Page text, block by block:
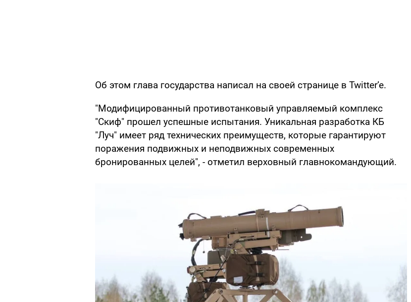
Об этом глава государства написал на своей странице в Twitter’e.
"Модифицированный противотанковый управляемый комплекс
"Скиф" прошел успешные испытания. Уникальная разработка КБ
"Луч" имеет ряд технических преимуществ, которые гарантируют
поражения подвижных и неподвижных современных
бронированных целей", - отметил верховный главнокомандующий.